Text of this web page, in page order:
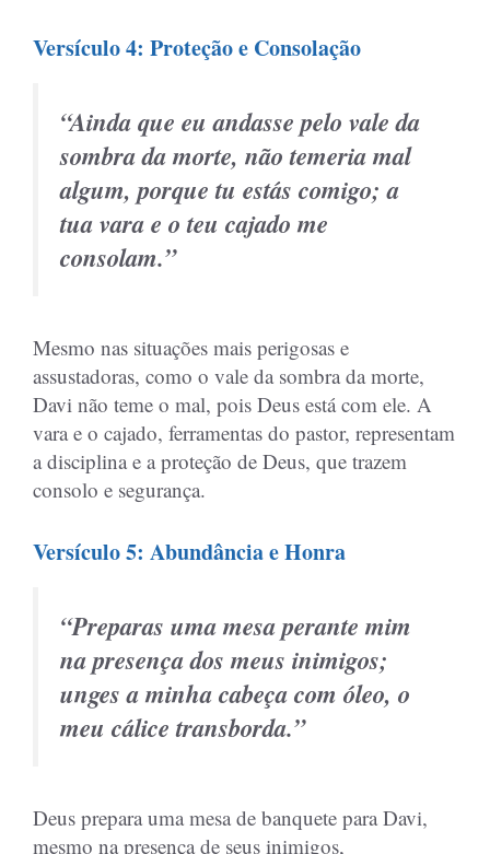
Versículo 4: Proteção e Consolação
“Ainda que eu andasse pelo vale da
sombra da morte, não temeria mal
algum, porque tu estás comigo; a
tua vara e o teu cajado me
consolam.”
Mesmo nas situações mais perigosas e
assustadoras, como o vale da sombra da morte,
Davi não teme o mal, pois Deus está com ele. A
vara e o cajado, ferramentas do pastor, representam
a disciplina e a proteção de Deus, que trazem
consolo e segurança.
Versículo 5: Abundância e Honra
“Preparas uma mesa perante mim
na presença dos meus inimigos;
unges a minha cabeça com óleo, o
meu cálice transborda.”
Deus prepara uma mesa de banquete para Davi,
mesmo na presença de seus inimigos,